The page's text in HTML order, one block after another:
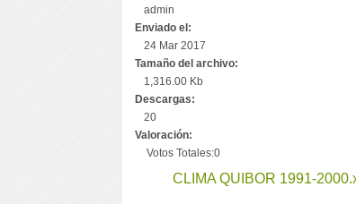
admin
Enviado el:
24 Mar 2017
Tamaño del archivo:
1,316.00 Kb
Descargas:
20
Valoración:
Votos Totales:0
CLIMA QUIBOR 1991-